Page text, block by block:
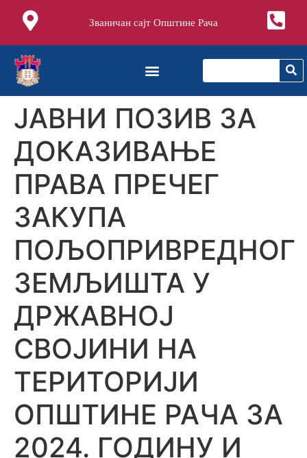
Званичан сајт Општине Рача
ЈАВНИ ПОЗИВ ЗА
ДОКАЗИВАЊЕ
ПРАВА ПРЕЧЕГ
ЗАКУПА
ПОЉОПРИВРЕДНОГ
ЗЕМЉИШТА У
ДРЖАВНОЈ
СВОЈИНИ НА
ТЕРИТОРИЈИ
ОПШТИНЕ РАЧА ЗА
2024. ГОДИНУ И